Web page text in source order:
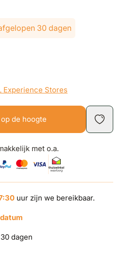
gekozen opties
30 dagen
Experience Stores
de hoogte
met o.a.
uur zijn we bereikbaar.
dagen